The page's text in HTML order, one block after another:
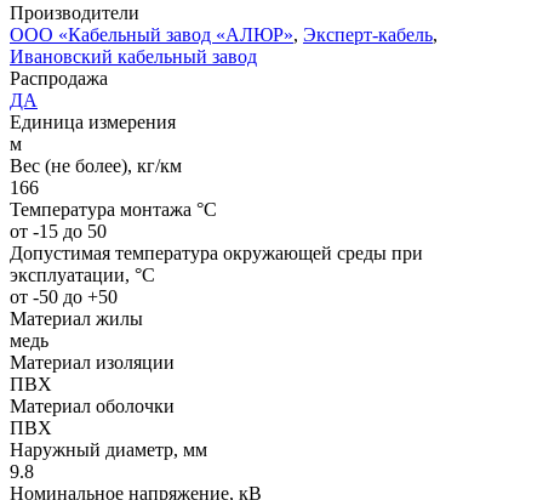
Производители
ООО «Кабельный завод «АЛЮР», Эксперт-кабель,
Ивановский кабельный завод
Распродажа
ДА
Единица измерения
м
Вес (не более), кг/км
166
Температура монтажа °C
от -15 до 50
Допустимая температура окружающей среды при
эксплуатации, °C
от -50 до +50
Материал жилы
медь
Материал изоляции
ПВХ
Материал оболочки
ПВХ
Наружный диаметр, мм
9.8
Номинальное напряжение, кВ